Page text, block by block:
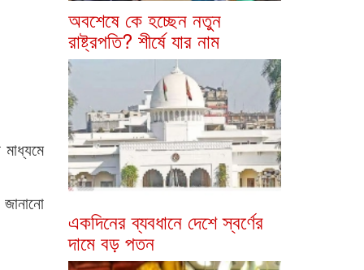
অবশেষে কে হচ্ছেন নতুন
রাষ্ট্রপতি? শীর্ষে যার নাম
একদিনের ব্যবধানে দেশে স্বর্ণের
দামে বড় পতন